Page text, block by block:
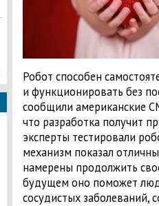
Робот способен
и функционировать без
сообщили американские
что разработка получит
эксперты тестировали
механизм показал
намерены продолжить
будущем оно поможет
сосудистых заболеваний,